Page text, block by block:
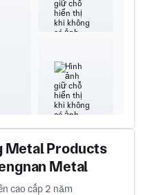
Metal Products
Metal
cao cấp 2 năm